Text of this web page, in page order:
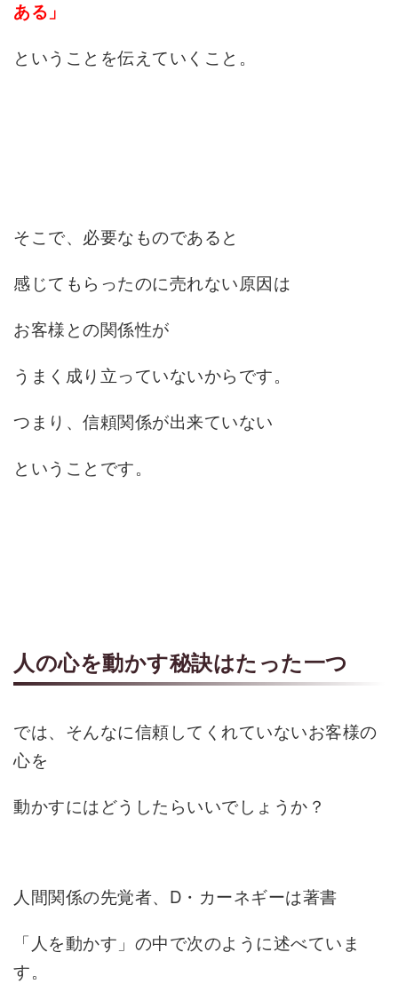
ある」
ということを伝えていくこと。
そこで、必要なものであると
感じてもらったのに売れない原因は
お客様との関係性が
うまく成り立っていないからです。
つまり、信頼関係が出来ていない
ということです。
人の心を動かす秘訣はたった一つ
では、そんなに信頼してくれていないお客様の
心を
動かすにはどうしたらいいでしょうか？
人間関係の先覚者、D・カーネギーは著書
「人を動かす」の中で次のように述べていま
す。